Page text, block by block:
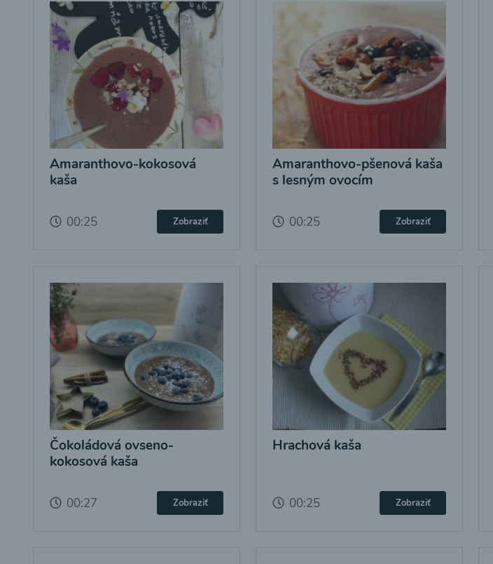
Amaranthovo-kokosová
kaša
00:25 Zobraziť
Amaranthovo-pšenová kaša
s lesným ovocím
00:25 Zobraziť
Čokoládová ovseno-
kokosová kaša
00:27 Zobraziť
Hrachová kaša
00:25 Zobraziť